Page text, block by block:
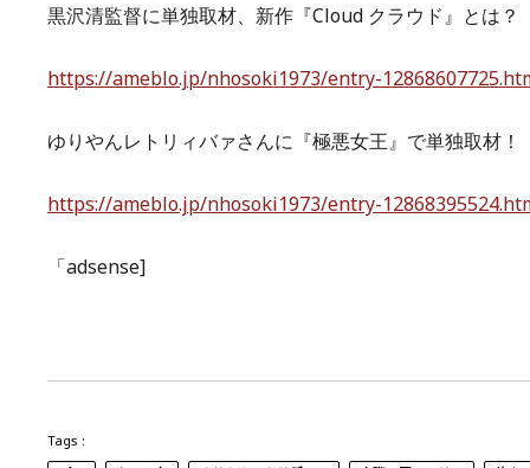
黒沢清監督に単独取材、新作『Cloud クラウド』とは？
https://ameblo.jp/nhosoki1973/entry-
ゆりやんレトリィバァさんに『極悪女王』で単独取材！
https://ameblo.jp/nhosoki1973/entry-
「adsense]
Tags :